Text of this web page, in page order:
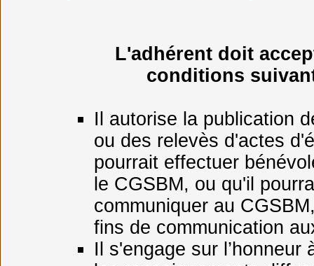
L'adhérent doit
conditions
Il autorise la publication
ou des relevès d'actes
pourrait effectuer
le CGSBM, ou qu'il
communiquer au
fins de communication
Il s'engage sur l’honneur